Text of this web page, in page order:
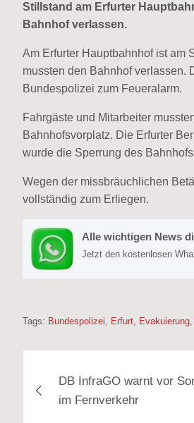
Stillstand am Erfurter
Bahnhof verlassen.
Am Erfurter Hauptbahnhof ist am
mussten den Bahnhof verlassen.
Bundespolizei zum Feueralarm.
Fahrgäste und Mitarbeiter
Bahnhofsvorplatz. Die Erfurter
wurde die Sperrung des
Wegen der missbräuchlichen
vollständig zum Erliegen.
Alle wichtigen News
Jetzt den kostenlosen
Tags: Bundespolizei Erfurt Evakuierung
DB InfraGO warnt vor
im Fernverkehr